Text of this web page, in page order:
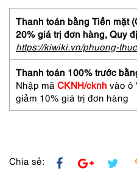
chéo/xách
tay/
đeo
vai-
CHRISTIAN
OLIVER
satchel
bag-
Khá
Thanh toán bằng Tiền mặt
20% giá trị đơn hàng, Quy
https://kiwiki.vn/phuong-
Thanh toán 100% trước
Nhập mã CKNH/cknh vào ô
giảm 10% giá trị đơn hàng
Chia sẻ: